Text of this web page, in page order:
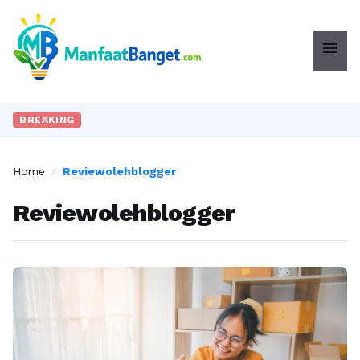
menu
BREAKING
Home / Reviewolehblogger
Reviewolehblogger